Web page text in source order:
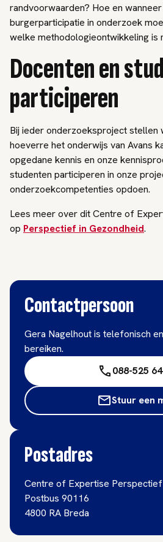
randvoorwaarden? Hoe en
burgerparticipatie in onderzoek
welke methodologieontwikkeling is
Docenten en
participeren
Bij ieder onderzoeksproject stellen
hoeverre het onderwijs van Avans
opgedane kennis en onze
studenten participeren in onze
onderzoekcompetenties opdoen.
Lees meer over dit Centre of
op Perspectief in Gezondheid.
Contactpersoon
Gera Nagelhout is telefonisch
bereiken.
088-525
Stuur een
Postadres
Centre of Expertise Perspectief
Postbus 90116
4800 RA Breda